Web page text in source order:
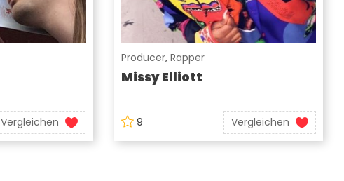
Vergleichen
Producer, Rapper
Missy Elliott
9 Vergleichen